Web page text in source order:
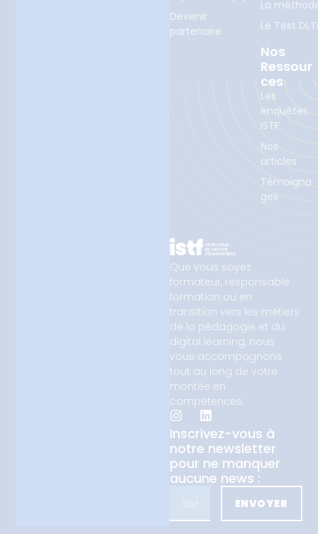
Que vous soyez
formateur, responsable
formation ou en
transition vers les métiers
de la pédagogie et du
digital learning, nous
vous accompagnons
tout au long de votre
montée en
compétences.
Inscrivez-vous à
notre newsletter
pour ne manquer
aucune news :
ENVOYER
Devenir
partenaire
La
Le Test
Nos
Ressour
Ces
Les
enquêtes
ISTF
Nos
articles
Témoigna
ges